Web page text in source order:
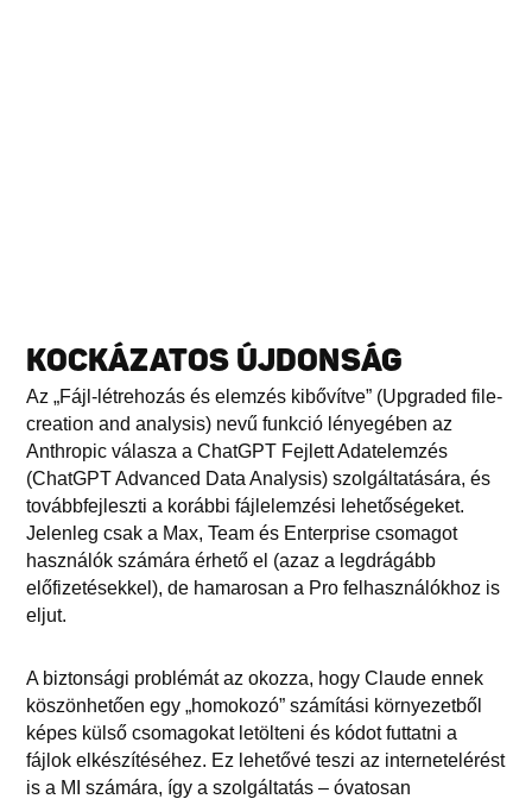
KOCKÁZATOS ÚJDONSÁG
Az „Fájl-létrehozás és elemzés kibővítve” (Upgraded file-
creation and analysis) nevű funkció lényegében az
Anthropic válasza a ChatGPT Fejlett Adatelemzés
(ChatGPT Advanced Data Analysis) szolgáltatására, és
továbbfejleszti a korábbi fájlelemzési lehetőségeket.
Jelenleg csak a Max, Team és Enterprise csomagot
használók számára érhető el (azaz a legdrágább
előfizetésekkel), de hamarosan a Pro felhasználókhoz is
eljut.
A biztonsági problémát az okozza, hogy Claude ennek
köszönhetően egy „homokozó” számítási környezetből
képes külső csomagokat letölteni és kódot futtatni a
fájlok elkészítéséhez. Ez lehetővé teszi az internetelérést
is a MI számára, így a szolgáltatás – óvatosan